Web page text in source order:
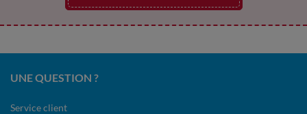
UNE QUESTION ?
Service client